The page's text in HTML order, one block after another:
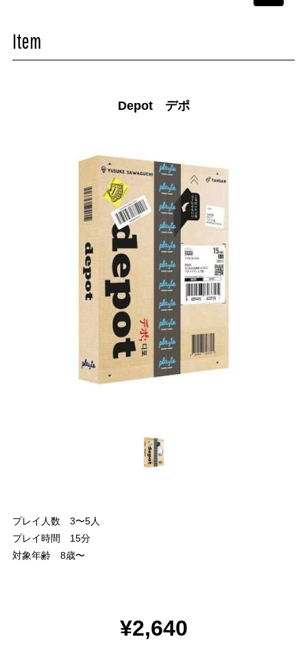
Item
Depot デポ
プレイ人数 3〜5人
プレイ時間 15分
対象年齢 8歳〜
¥2,640